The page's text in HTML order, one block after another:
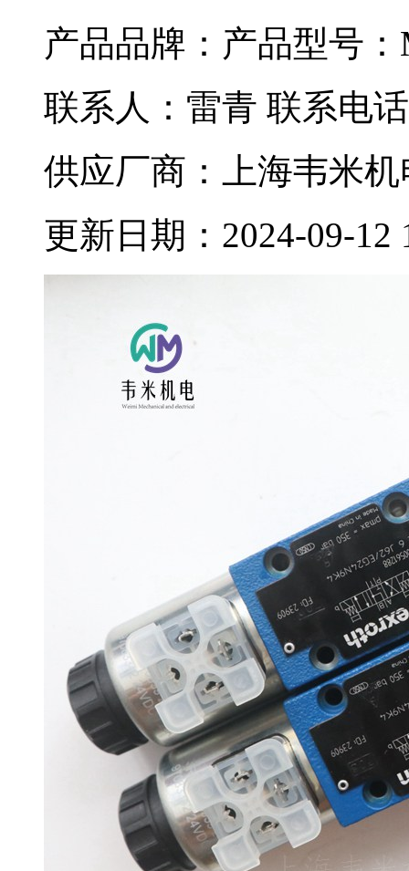
产品品牌： 产品型号：
联系人：雷青 联系电
供应厂商：上海韦米
更新日期：2024-09-12